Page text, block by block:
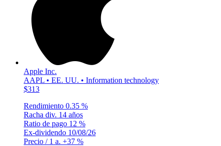
Apple Inc.
AAPL • EE. UU. • Information technology
$313
Rendimiento 0.35 %
Racha div. 14 años
Ratio de pago 12 %
Ex-dividendo 10/08/26
Precio / 1 a. +37 %